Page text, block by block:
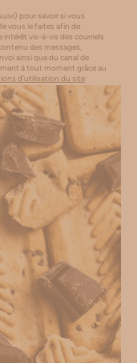
pour savoir si vous
vous le faites afin de
vis-à-vis des courriels
des messages,
ainsi que du canal de
à tout moment grâce au
d'utilisation du site